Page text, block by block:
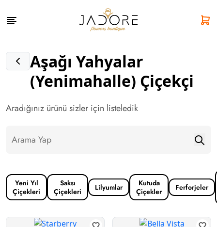
Aşağı Yahyalar
(Yenimahalle) Çiçekçi
Aradığınız ürünü sizler için listeledik
Yeni Yıl
Çiçekleri
Saksı
Çiçekleri
Lilyumlar
Kutuda
Çiçekler
Ferforjeler